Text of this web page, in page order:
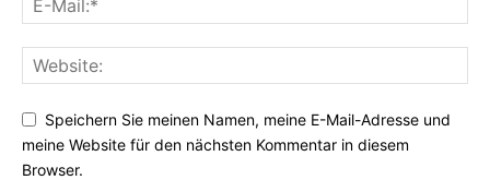
Speichern Sie meinen Namen, meine E-Mail-Adresse und
meine Website für den nächsten Kommentar in diesem
Browser.